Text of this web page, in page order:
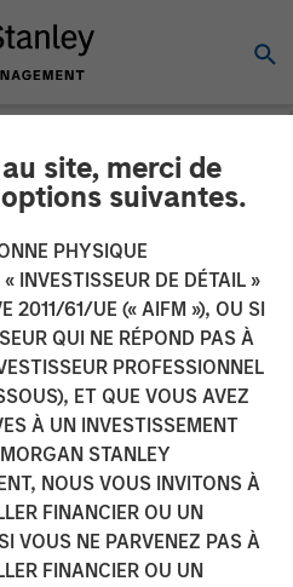
site, merci de
suivantes.
PHYSIQUE
INVESTISSEUR DE DÉTAIL »
2011/61/UE (« AIFM »), OU SI
QUI NE RÉPOND PAS À
PROFESSIONNEL
ET QUE VOUS AVEZ
À UN INVESTISSEMENT
STANLEY
NOUS VOUS INVITONS À
FINANCIER OU UN
VOUS NE PARVENEZ PAS À
FINANCIER OU UN
August
Solutions Group